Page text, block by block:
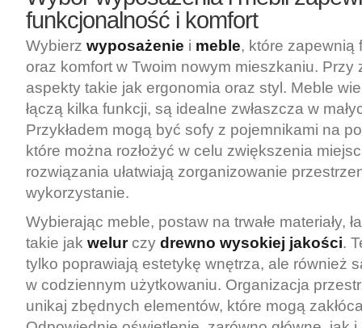
funkcjonalność i komfort
Wybierz wyposażenie i meble, które zapewnią
oraz komfort w Twoim nowym mieszkaniu. Przy
aspekty takie jak ergonomia oraz styl. Meble
łączą kilka funkcji, są idealne zwłaszcza w
Przykładem mogą być sofy z pojemnikami na
które można rozłożyć w celu zwiększenia
rozwiązania ułatwiają zorganizowanie
wykorzystanie.
Wybierając meble, postaw na trwałe materiały,
takie jak welurczy drewno wysokiej jakości.
tylko poprawiają estetykę wnętrza, ale również
w codziennym użytkowaniu. Organizacja
unikaj zbędnych elementów, które mogą